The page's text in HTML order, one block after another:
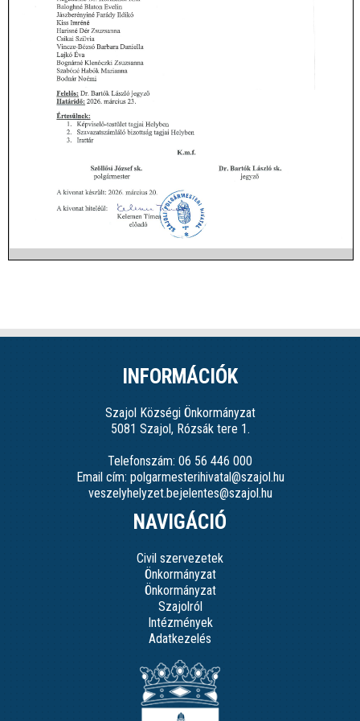
INFORMÁCIÓK
Szajol Községi Önkormányzat
5081 Szajol, Rózsák tere 1.
Telefonszám: 06 56 446 000
Email cím: polgarmesterihivatal@szajol.hu
veszelyhelyzet.bejelentes@szajol.hu
NAVIGÁCIÓ
Civil szervezetek
Önkormányzat
Önkormányzat
Szajolról
Intézmények
Adatkezelés